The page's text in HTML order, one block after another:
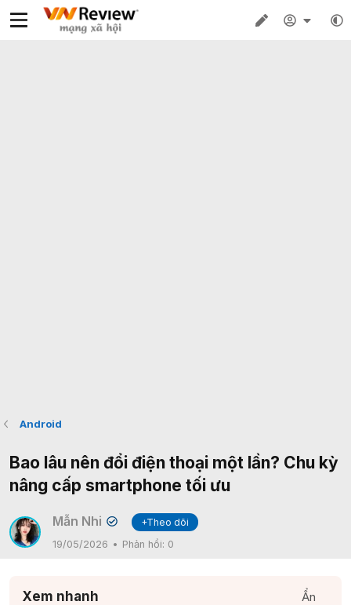
Android
Bao lâu nên đổi điện thoại một lần? Chu kỳ
nâng cấp smartphone tối ưu
Mẫn Nhi ✔
+Theo dõi
19/05/2026
Phản hồi: 0
Xem nhanh
Ẩn